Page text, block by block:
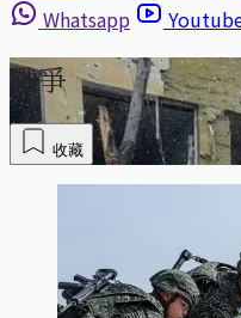
Whatsapp
戰爭
收藏